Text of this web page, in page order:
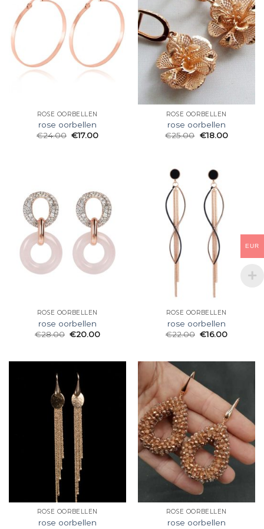
ROSE OORBELLEN
rose oorbellen
€24.00 €17.00
ROSE OORBELLEN
rose oorbellen
€25.00 €18.00
ROSE OORBELLEN
rose oorbellen
€28.00 €20.00
ROSE OORBELLEN
rose oorbellen
€22.00 €16.00
ROSE OORBELLEN
rose oorbellen
ROSE OORBELLEN
rose oorbellen
EUR